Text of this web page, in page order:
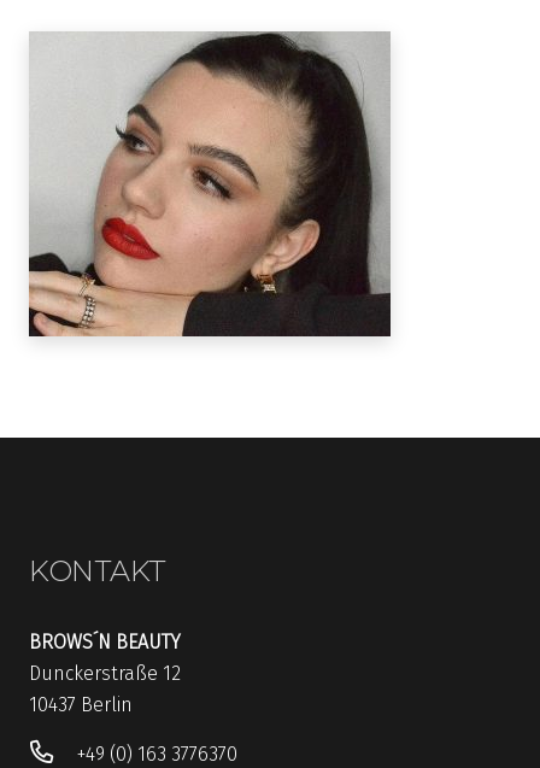
Hanna hat mich im Studio ausgebildet, und dafür bin
ich super dankbar. Jetzt bin ich Montags vor Ort um
mich nicht nur um eure Lashes und Brows zu
kümmern, sondern auch hinter den Kulissen kreativ
zu sein: Ich organisiere den Studioalltag mit und
gestalte Social-Media-Content, um euch zu inspirieren
und unsere Arbeit zu zeigen.
Egal, ob du dir einen kleinen Beauty-Moment für dich
gönnen möchtest oder einen echten Wow-Effekt für
deine Augenbrauen und Wimpern suchst – ich freue
let’s glow!
KONTAKT
BROWS´N BEAUTY
Dunckerstraße 12
10437 Berlin
+49 (0) 163 3776370